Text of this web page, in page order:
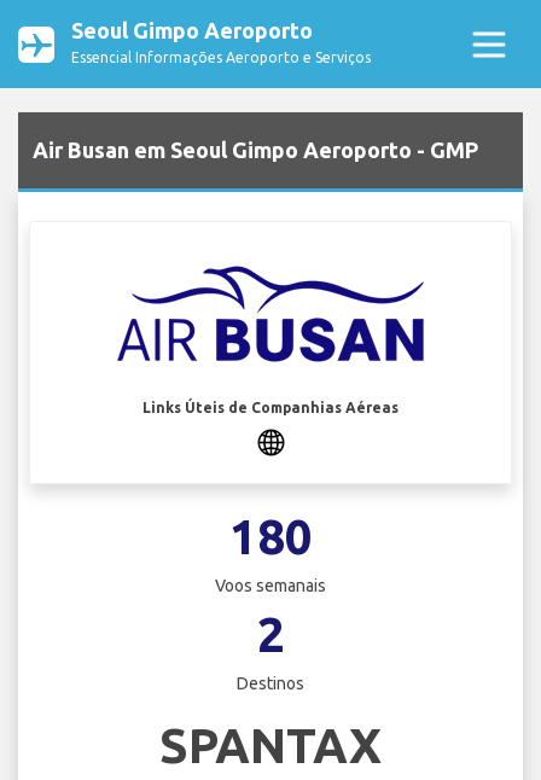
Seoul Gimpo Aeroporto
Essencial Informações Aeroporto e Serviços
Air Busan em Seoul Gimpo Aeroporto - GMP
Links Úteis de Companhias Aéreas
180
Voos semanais
2
Destinos
SPANTAX